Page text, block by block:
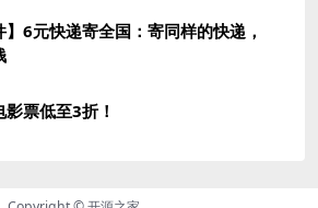
】6元快递寄全国：寄同样的快递，
票低至3折！